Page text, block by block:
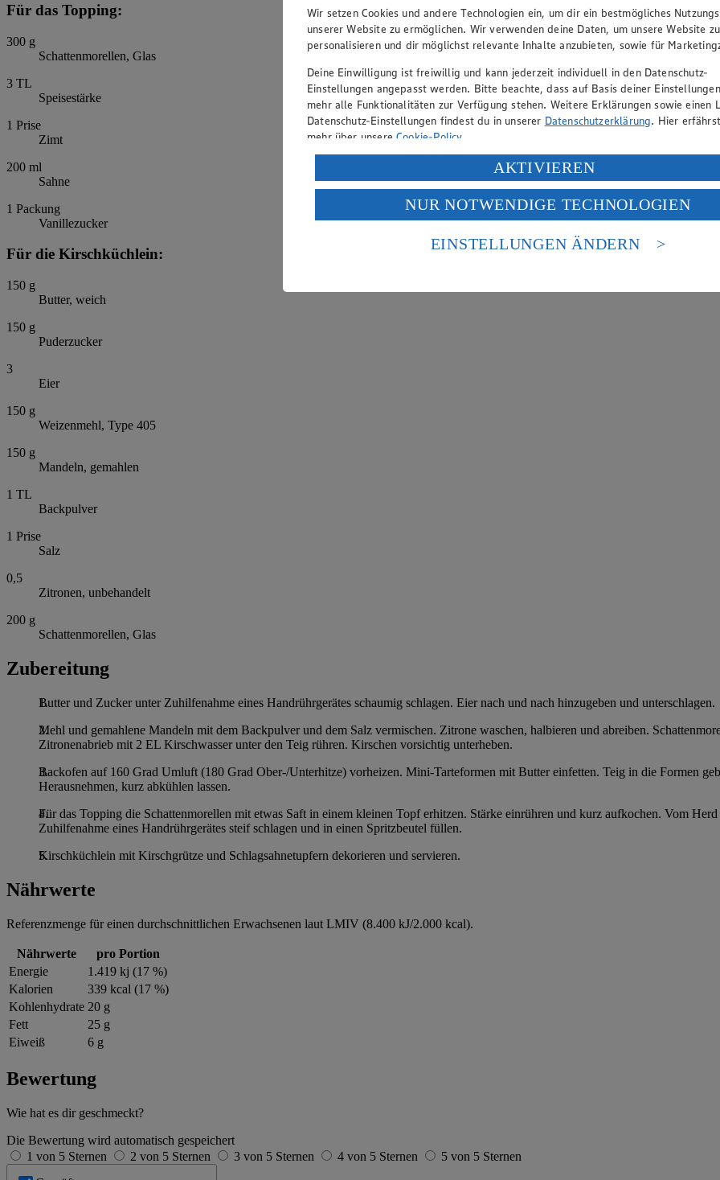
Für das Topping:
300 g
Schattenmorellen, Glas
3 TL
Speisestärke
1 Prise
Zimt
200 ml
Sahne
1 Packung
Vanillezucker
Für die Kirschküchlein:
150 g
Butter, weich
150 g
Puderzucker
3
Eier
150 g
Weizenmehl, Type 405
150 g
Mandeln, gemahlen
1 TL
Backpulver
1 Prise
Salz
0,5
Zitronen, unbehandelt
200 g
Schattenmorellen, Glas
Zubereitung
Butter und Zucker unter Zuhilfenahme eines Handrührgerätes schaumig schlagen. Eier nach und nach hinzugeben und unterschlagen.
Mehl und gemahlene Mandeln mit dem Backpulver und dem Salz vermischen. Zitrone waschen, halbieren und abreiben.
Zitronenabrieb mit 2 EL Kirschwasser unter den Teig rühren. Kirschen vorsichtig unterheben.
Backofen auf 160 Grad Umluft (180 Grad Ober-/Unterhitze) vorheizen. Mini-Tarteformen mit Butter einfetten. Teig in die Formen
Herausnehmen, kurz abkühlen lassen.
Für das Topping die Schattenmorellen mit etwas Saft in einem kleinen Topf erhitzen. Stärke einrühren und kurz aufkochen. Vom
Zuhilfenahme eines Handrührgerätes steif schlagen und in einen Spritzbeutel füllen.
Kirschküchlein mit Kirschgrütze und Schlagsahnetupfern dekorieren und servieren.
Nährwerte
Referenzmenge für einen durchschnittlichen Erwachsenen laut LMIV (8.400 kJ/2.000 kcal).
Nährwerte
pro Portion
Energie
1.419 kj (17 %)
Kalorien
339 kcal (17 %)
Kohlenhydrate 20 g
Fett
25 g
Eiweiß
6 g
Bewertung
Wie hat es dir geschmeckt?
Die Bewertung wird automatisch gespeichert
1 von 5 Sternen
2 von 5 Sternen 3 von 5 Sternen 4 von 5 Sternen
5 von 5 Sternen
Wir setzen Cookies und andere Technologien ein, um dir ein bestmögliches
unserer Website zu ermöglichen. Wir verwenden deine Daten, um unsere Website zu
personalisieren und dir möglichst relevante Inhalte anzubieten, sowie für
Deine Einwilligung ist freiwillig und kann jederzeit individuell in den Datenschutz-
Einstellungen angepasst werden. Bitte beachte, dass auf Basis deiner
mehr alle Funktionalitäten zur Verfügung stehen. Weitere Erklärungen sowie einen
Datenschutz-Einstellungen findest du in unserer Datenschutzerklärung. Hier
mehr über unsereCookie-Policy.
Verarbeitung deiner personenbezogenen Daten in den USA durch Facebook und
Wenn du auf „Aktivieren“ klickst, willigst du im Sinne des Art. 49 Abs. 1 Satz 1 lit.
ein, dass deine Daten in den USA verarbeitet werden. Der EuGH sieht die USA als
einem nach europäischen Standards nicht angemessenen Datenschutzniveau an. Es
Risiko eines Zugriffs durch US-amerikanische Behörden.
AKTIVIEREN
NUR NOTWENDIGE TECHNOLOGIEN
EINSTELLUNGEN ÄNDERN